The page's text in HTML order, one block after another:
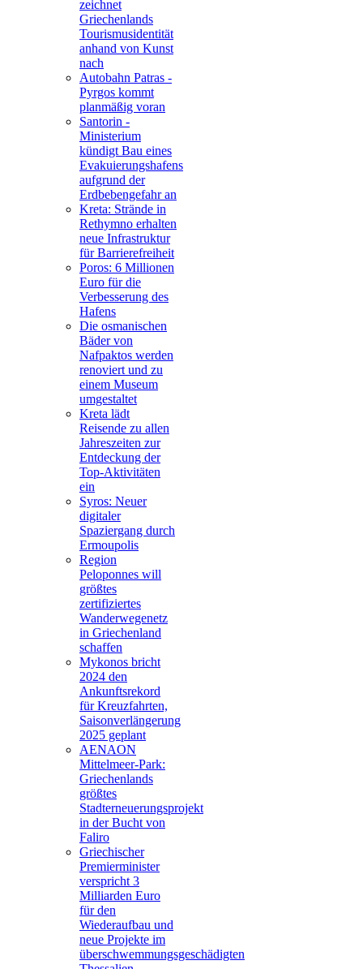
zeichnet
Griechenlands
Tourismusidentität
anhand von Kunst
nach
Autobahn Patras -
Pyrgos kommt
planmäßig voran
Santorin -
Ministerium
kündigt Bau eines
Evakuierungshafens
aufgrund der
Erdbebengefahr an
Kreta: Strände in
Rethymno erhalten
neue Infrastruktur
für Barrierefreiheit
Poros: 6 Millionen
Euro für die
Verbesserung des
Hafens
Die osmanischen
Bäder von
Nafpaktos werden
renoviert und zu
einem Museum
umgestaltet
Kreta lädt
Reisende zu allen
Jahreszeiten zur
Entdeckung der
Top-Aktivitäten
ein
Syros: Neuer
digitaler
Spaziergang durch
Ermoupolis
Region
Peloponnes will
größtes
zertifiziertes
Wanderwegenetz
in Griechenland
schaffen
Mykonos bricht
2024 den
Ankunftsrekord
für Kreuzfahrten,
Saisonverlängerung
2025 geplant
AENAON
Mittelmeer-Park:
Griechenlands
größtes
Stadterneuerungsprojekt
in der Bucht von
Faliro
Griechischer
Premierminister
verspricht 3
Milliarden Euro
für den
Wiederaufbau und
neue Projekte im
überschwemmungsgeschädigten